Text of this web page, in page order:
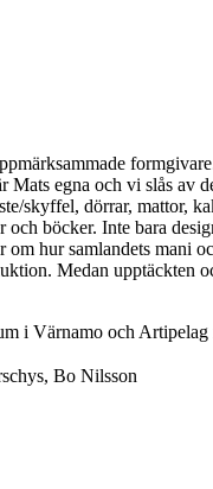
egna och vi slås av
skyffel, dörrar, mattor,
böcker. Inte bara
hur samlandets mani
Medan upptäckten
i Värnamo och
Bo Nilsson